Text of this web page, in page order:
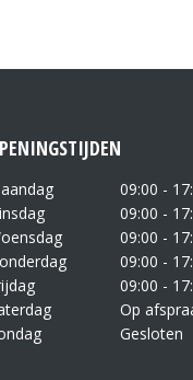
09:00 -
09:00 -
09:00 -
09:00 -
09:00 -
Op
Gesloten